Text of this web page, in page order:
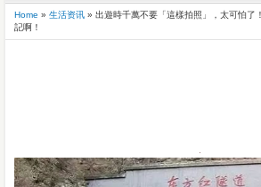
Home » 生活资讯 » 出遊時千萬不要「這樣拍照」，太可怕了
記啊！